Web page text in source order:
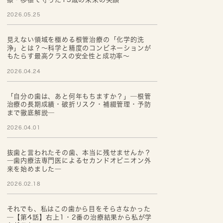
2026.05.25
見えない領域を極める根管治療の「化学的洗
浄」とは？～科学と精度のコンビネーションが
もたらす最高クラスの安全性と成功率～
2026.04.24
「自分の歯は、あと何年もちますか？」─根管
治療の長期成績・破折リスク・補綴管理・予防
まで徹底解説─
2026.04.01
抜歯と言われたその歯、本当に残せませんか？
―歯内療法専門医によるセカンドオピニオン外
来を始めました―
2026.02.18
それでも、私はこの歯から目をそらさなかった
─【第4話】右上1・2番の治療結果から私が学